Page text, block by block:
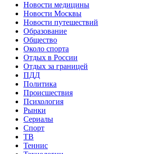
Новости медицины
Новости Москвы
Новости путешествий
Образование
Общество
Около спорта
Отдых в России
Отдых за границей
ПДД
Политика
Происшествия
Психология
Рынки
Сериалы
Спорт
ТВ
Теннис